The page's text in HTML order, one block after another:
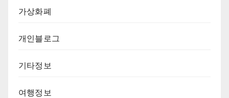
가상화폐
개인블로그
기타정보
여행정보